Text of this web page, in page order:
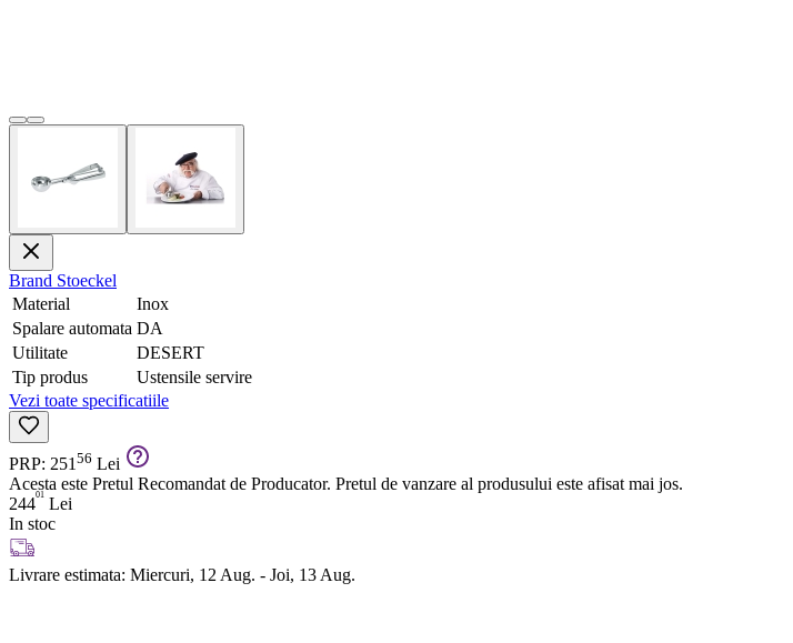
Brand Stoeckel
Material
Inox
Spalare automata DA
Utilitate
DESERT
Tip produs
Ustensile servire
Vezi toate specificatiile
PRP: 251 56 Lei
Acesta este Pretul Recomandat de Producator. Pretul de vanzare al produsului este afisat mai jos.
24401 Lei
In stoc
Livrare estimata: Miercuri, 12 Aug. - Joi, 13 Aug.